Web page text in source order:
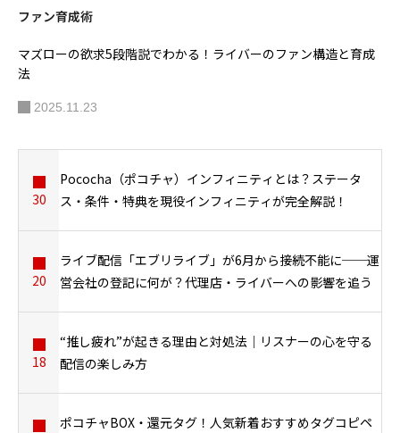
ファン育成術
マズローの欲求5段階説でわかる！ライバーのファン構造と育成
法
2025.11.23
30
Pococha（ポコチャ）インフィニティとは？ステータ
ス・条件・特典を現役インフィニティが完全解説！
20
ライブ配信「エブリライブ」が6月から接続不能に──運
営会社の登記に何が？代理店・ライバーへの影響を追う
18
“推し疲れ”が起きる理由と対処法｜リスナーの心を守る
配信の楽しみ方
ポコチャBOX・還元タグ！人気新着おすすめタグコピペ